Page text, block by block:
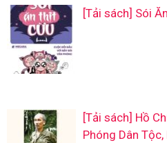
[Tải sách] Sói
[Tải sách] Hồ
Phóng Dân